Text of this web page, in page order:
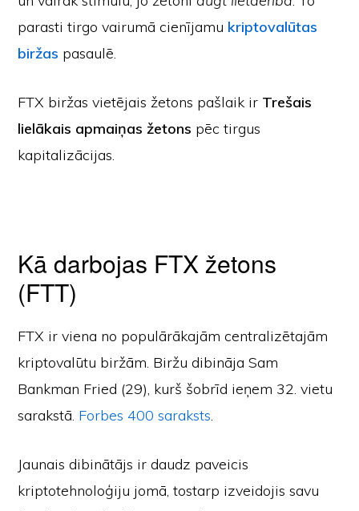
parasti tirgo vairumā cienījamu kriptovalūtas
biržas pasaulē.
FTX biržas vietējais žetons pašlaik ir Trešais
lielākais apmaiņas žetons pēc tirgus
kapitalizācijas.
Kā darbojas FTX žetons
(FTT)
FTX ir viena no populārākajām centralizētajām
kriptovalūtu biržām. Biržu dibināja Sam
Bankman Fried (29), kurš šobrīd ieņem 32. vietu
sarakstā. Forbes 400 saraksts.
Jaunais dibinātājs ir daudz paveicis
kriptotehnoloģiju jomā, tostarp izveidojis savu